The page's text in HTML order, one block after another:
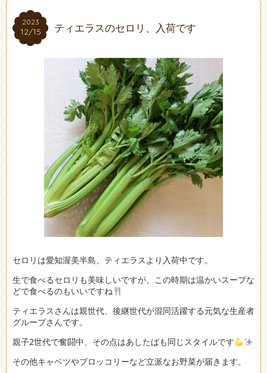
2023
12/15
2023
12/15 ティエラスのセロリ、入荷です
セロリは愛知渥美半島、ティエラスより入荷中です。
生で食べるセロリも美味しいですが、この時期は温かいスープな
どで食べるのもいいですね
ティエラスさんは親世代、後継世代が混同活躍する元気な生産者
グループさんです。
親子2世代で奮闘中、その点はあしたばも同じスタイルです
その他キャベツやブロッコリーなど立派なお野菜が届きます。